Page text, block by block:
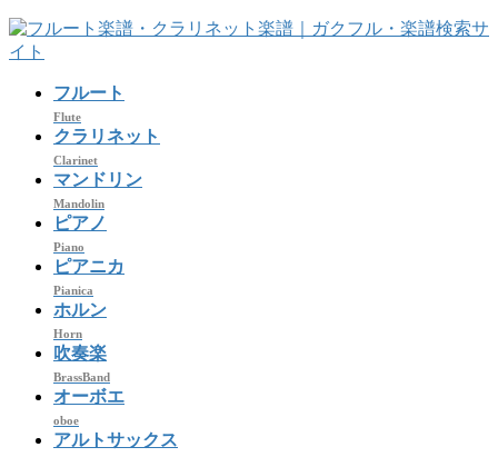
コ
ン
ナ
ビ
フルート
Flute
クラリネット
Clarinet
マンドリン
Mandolin
ピアノ
Piano
ピアニカ
Pianica
ホルン
Horn
吹奏楽
BrassBand
オーボエ
oboe
アルトサックス